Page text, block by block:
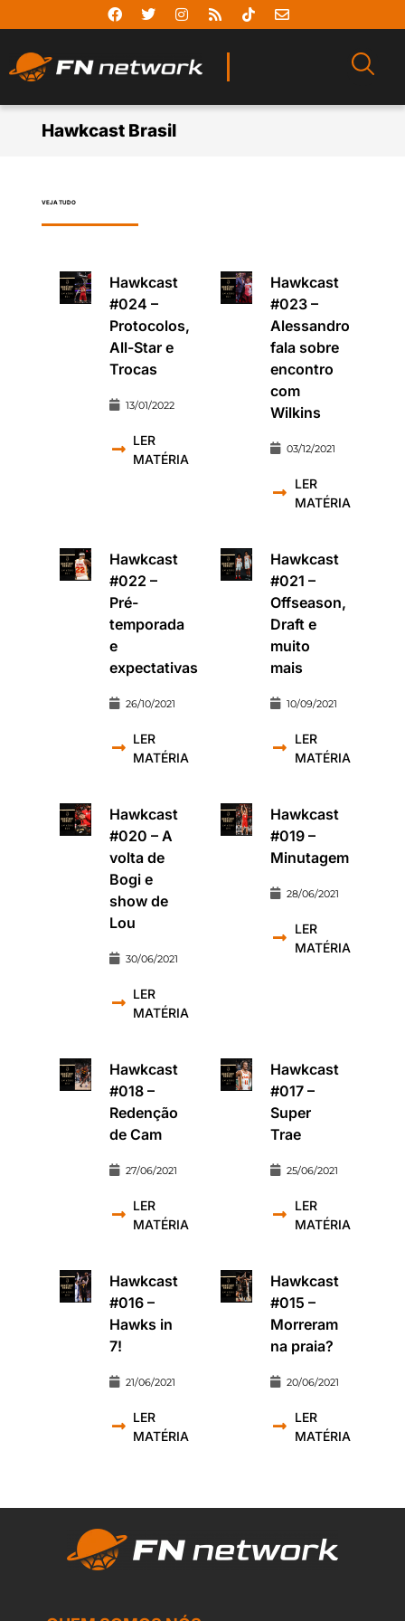
Hawkcast Brasil
VEJA TUDO
Hawkcast
#024 –
Protocolos,
All-Star e
Trocas
13/01/2022
LER
MATÉRIA
Hawkcast
#023 –
Alessandro
fala sobre
encontro
com
Wilkins
03/12/2021
LER
MATÉRIA
Hawkcast
#022 –
Pré-
temporada
e
expectativas
26/10/2021
LER
MATÉRIA
Hawkcast
#021 –
Offseason,
Draft e
muito
mais
10/09/2021
LER
MATÉRIA
Hawkcast
#020 – A
volta de
Bogi e
show de
Lou
30/06/2021
LER
MATÉRIA
Hawkcast
#019 –
Minutagem
28/06/2021
LER
MATÉRIA
Hawkcast
#018 –
Redenção
de Cam
27/06/2021
LER
MATÉRIA
Hawkcast
#017 –
Super
Trae
25/06/2021
LER
MATÉRIA
Hawkcast
#016 –
Hawks in
7!
21/06/2021
LER
MATÉRIA
Hawkcast
#015 –
Morreram
na praia?
20/06/2021
LER
MATÉRIA